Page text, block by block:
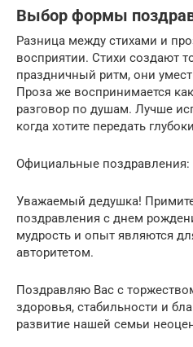
Выбор формы
Разница между стихами и
восприятии. Стихи создают
праздничный ритм, они
Проза же воспринимается
разговор по душам. Лучше
когда хотите передать
Официальные поздравления:
Уважаемый дедушка!
поздравления с днем
мудрость и опыт являются
авторитетом.
Поздравляю Вас с
здоровья, стабильности и
развитие нашей семьи